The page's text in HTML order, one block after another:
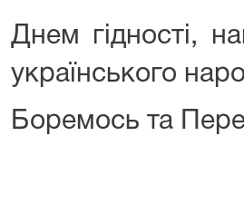
Днем гідності,
українського
Боремось та